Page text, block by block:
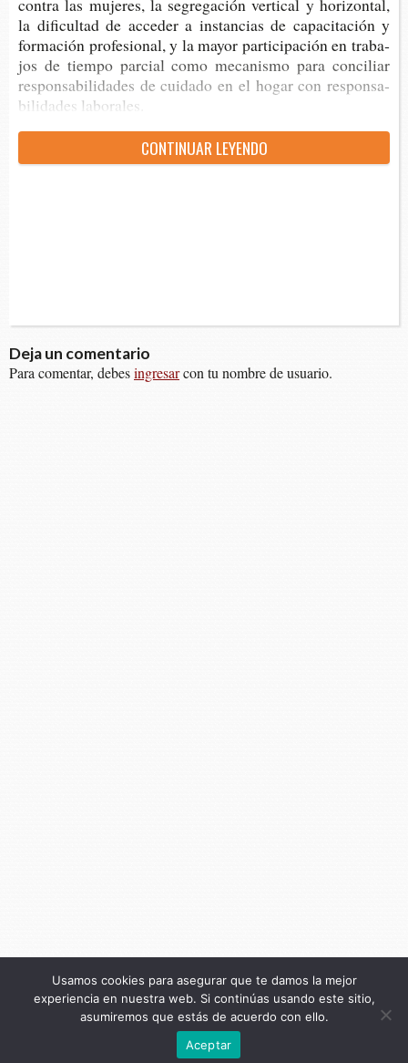
con­tra las muje­res, la segre­ga­ción ver­ti­cal y hori­zon­tal,
la difi­cul­tad de acce­der a ins­tan­cias de capa­ci­ta­ción y
for­ma­ción pro­fe­sio­nal, y la mayor par­ti­ci­pa­ción en tra­ba­
jos de tiem­po par­cial como meca­nis­mo para con­ci­liar
res­pon­sa­bi­li­da­des de cui­da­do en el hogar con res­pon­sa­
bi­li­da­des laborales.
CON­TI­NUAR LEYENDO
Deja un comentario
Para comentar, debesingresarcon tu nombre de usuario.
Usamos cookies para asegurar que te damos la mejor
experiencia en nuestra web. Si continúas usando este sitio,
asumiremos que estás de acuerdo con ello.
Aceptar